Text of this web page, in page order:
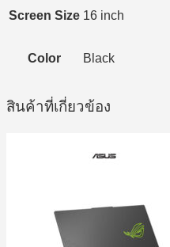
Screen Size 16 inch
Color Black
สินค้าที่เกี่ยวข้อง